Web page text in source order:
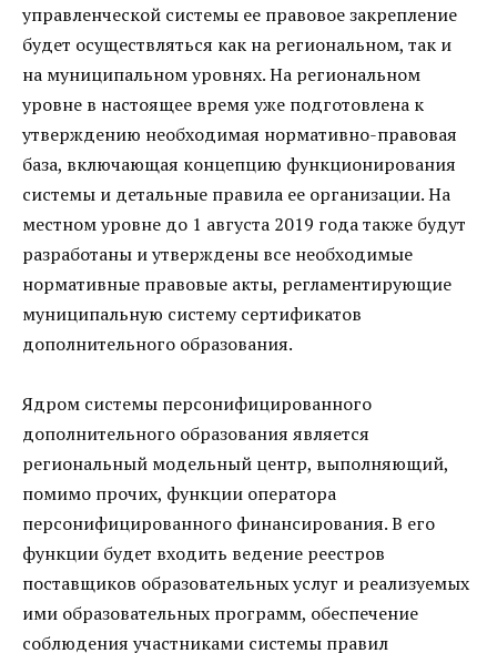
управленческой системы ее правовое закрепление
будет осуществляться как на региональном, так и
на муниципальном уровнях. На региональном
уровне в настоящее время уже подготовлена к
утверждению необходимая нормативно-правовая
база, включающая концепцию функционирования
системы и детальные правила ее организации. На
местном уровне до 1 августа 2019 года также будут
разработаны и утверждены все необходимые
нормативные правовые акты, регламентирующие
муниципальную систему сертификатов
дополнительного образования.
Ядром системы персонифицированного
дополнительного образования является
региональный модельный центр, выполняющий,
помимо прочих, функции оператора
персонифицированного финансирования. В его
функции будет входить ведение реестров
поставщиков образовательных услуг и реализуемых
ими образовательных программ, обеспечение
соблюдения участниками системы правил